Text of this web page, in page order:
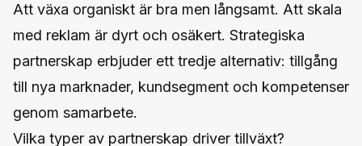
Att växa organiskt är bra men långsamt. Att skala
med reklam är dyrt och osäkert. Strategiska
partnerskap erbjuder ett tredje alternativ: tillgång
till nya marknader, kundsegment och kompetenser
genom samarbete.
Vilka typer av partnerskap driver tillväxt?